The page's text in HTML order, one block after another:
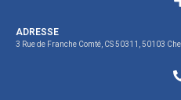
ADRESSE
3 Rue de Franche Comté, CS 50311, 50103